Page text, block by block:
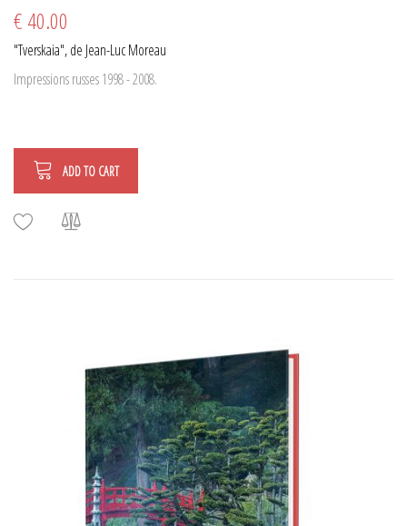
€ 40.00
"Tverskaia", de Jean-Luc Moreau
Impressions russes 1998 - 2008.
ADD TO CART